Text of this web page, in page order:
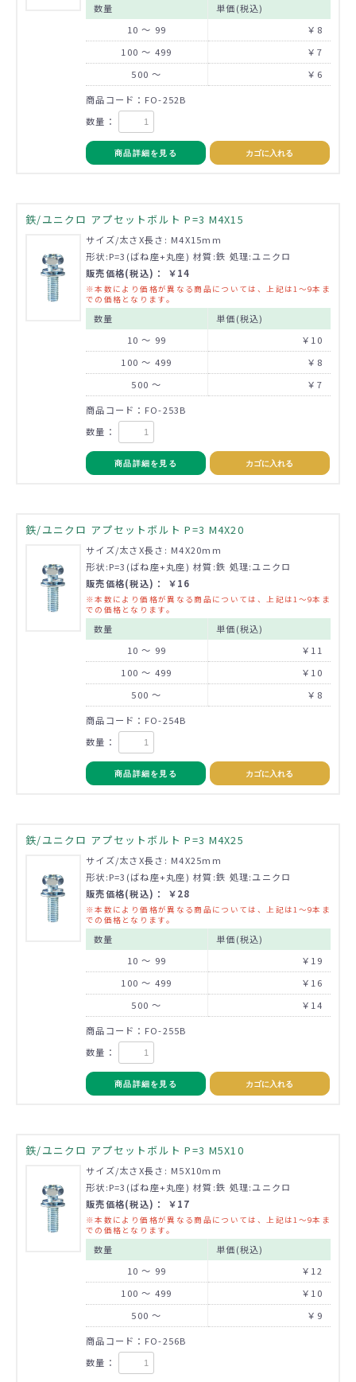
数量
単価(税込)
10 ～ 99
￥8
100 ～ 499
￥7
500 ～
￥6
商品コード：FO-252B
数量：
商品詳細を見る カゴに入れる
鉄/ユニクロ アプセットボルト P=3 M4X15
サイズ/太さX長さ: M4X15mm
形状:P=3(ばね座+丸座) 材質:鉄 処理:ユニクロ
販売価格(税込)： ￥14
※本数により価格が異なる商品については、上記は1～9本ま
での価格となります。
数量
単価(税込)
10 ～ 99
￥10
100 ～ 499
￥8
500 ～
￥7
商品コード：FO-253B
数量：
商品詳細を見る カゴに入れる
鉄/ユニクロ アプセットボルト P=3 M4X20
サイズ/太さX長さ: M4X20mm
形状:P=3(ばね座+丸座) 材質:鉄 処理:ユニクロ
販売価格(税込)： ￥16
※本数により価格が異なる商品については、上記は1～9本ま
での価格となります。
数量
単価(税込)
10 ～ 99
￥11
100 ～ 499
￥10
500 ～
￥8
商品コード：FO-254B
数量：
商品詳細を見る カゴに入れる
鉄/ユニクロ アプセットボルト P=3 M4X25
サイズ/太さX長さ: M4X25mm
形状:P=3(ばね座+丸座) 材質:鉄 処理:ユニクロ
販売価格(税込)： ￥28
※本数により価格が異なる商品については、上記は1～9本ま
での価格となります。
数量
単価(税込)
10 ～ 99
￥19
100 ～ 499
￥16
500 ～
￥14
商品コード：FO-255B
数量：
商品詳細を見る カゴに入れる
鉄/ユニクロ アプセットボルト P=3 M5X10
サイズ/太さX長さ: M5X10mm
形状:P=3(ばね座+丸座) 材質:鉄 処理:ユニクロ
販売価格(税込)： ￥17
※本数により価格が異なる商品については、上記は1～9本ま
での価格となります。
数量
単価(税込)
10 ～ 99
￥12
100 ～ 499
￥10
500 ～
￥9
商品コード：FO-256B
数量：